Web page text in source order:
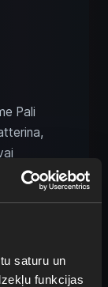
saturu un
funkcijas
Pali